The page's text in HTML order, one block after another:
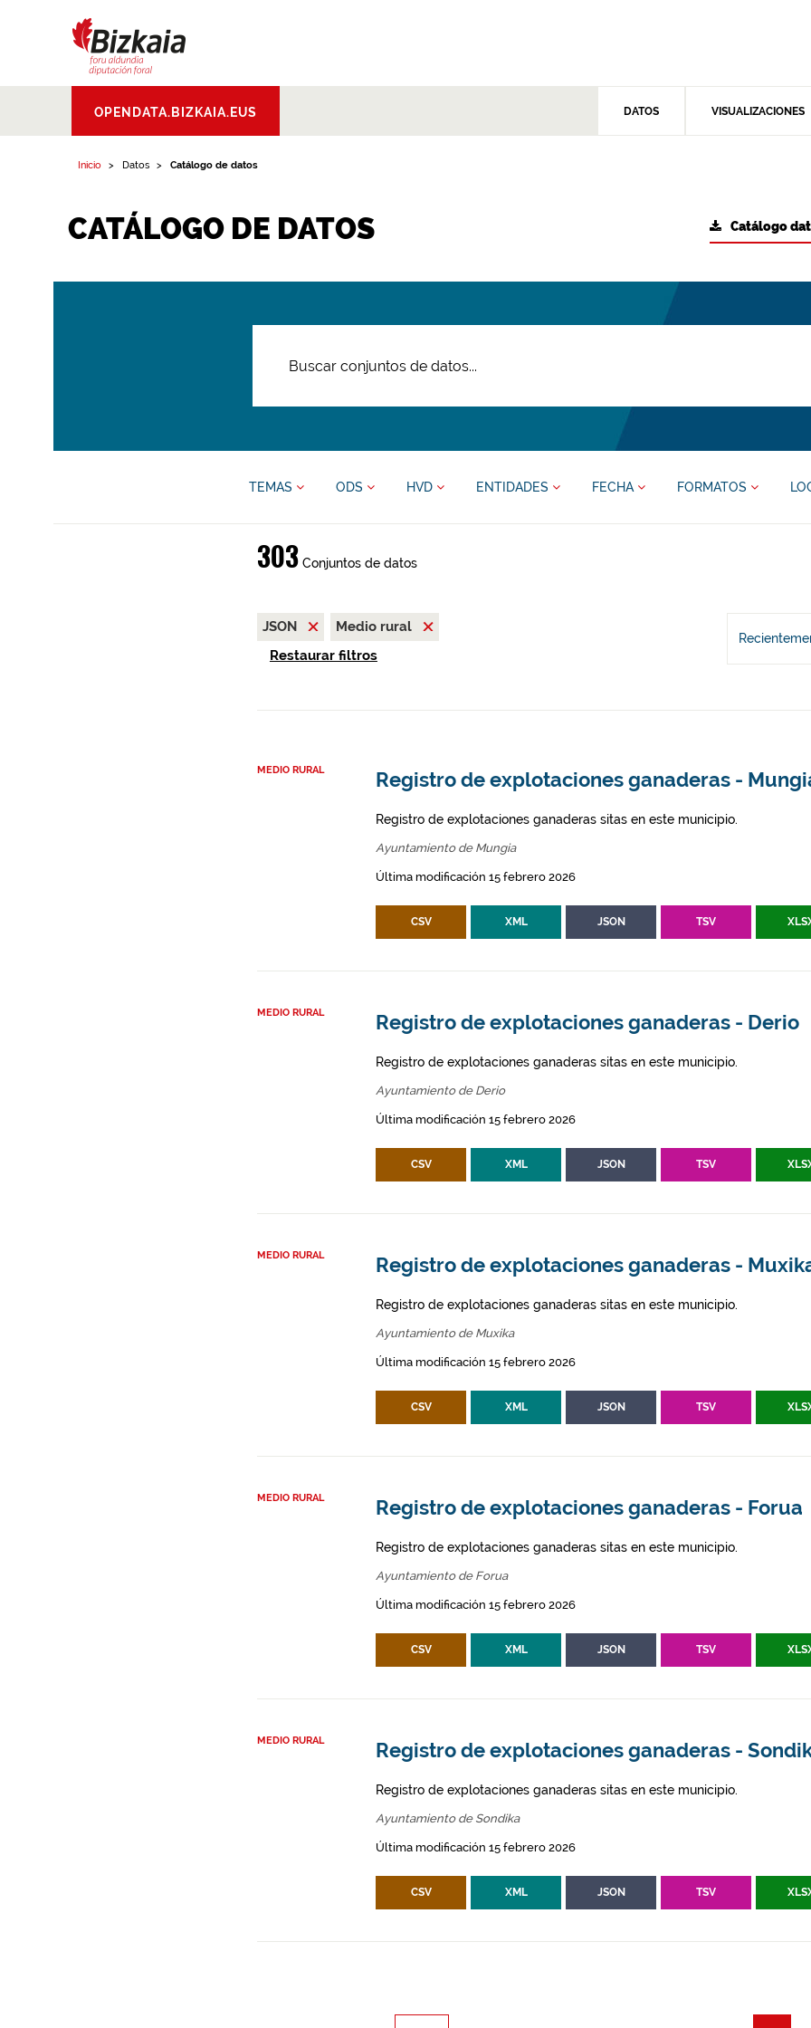
Aldundia.Diputacion
Foral de Bizkaia
OPENDATA.BIZKAIA.EUS DATOS VISUALIZACIONES
Inicio Datos Catálogo de datos
CATÁLOGO DE DATOS Catálogo
TEMAS ODS HVD ENTIDADES FECHA FORMATOS
303Conjuntos de datos
JSON
Medio rural
Restaurar filtros
MEDIO RURAL Registro de explotaciones ganaderas -
Registro de explotaciones ganaderas sitas en este municipio.
Ayuntamiento de Mungia
Última modificación 15 febrero 2026
CSV XML JSON TSV
MEDIO RURAL Registro de explotaciones ganaderas - Derio
Registro de explotaciones ganaderas sitas en este municipio.
Ayuntamiento de Derio
Última modificación 15 febrero 2026
CSV XML JSON TSV
MEDIO RURAL Registro de explotaciones ganaderas -
Registro de explotaciones ganaderas sitas en este municipio.
Ayuntamiento de Muxika
Última modificación 15 febrero 2026
CSV XML JSON TSV
MEDIO RURAL Registro de explotaciones ganaderas - Forua
Registro de explotaciones ganaderas sitas en este municipio.
Ayuntamiento de Forua
Última modificación 15 febrero 2026
CSV XML JSON TSV
MEDIO RURAL Registro de explotaciones ganaderas -
Registro de explotaciones ganaderas sitas en este municipio.
Ayuntamiento de Sondika
Última modificación 15 febrero 2026
CSV XML JSON TSV